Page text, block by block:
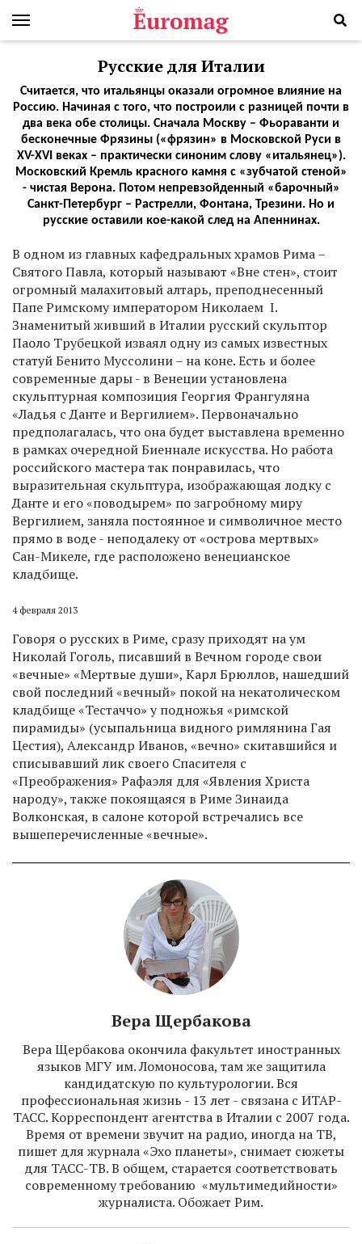
Русские для Италии
Считается, что итальянцы оказали огромное влияние на
Россию. Начиная с того, что построили с разницей почти в
два века обе столицы. Сначала Москву – Фьораванти и
бесконечные Фрязины («фрязин» в Московской Руси в
XV-XVI веках – практически синоним слову «итальянец»).
Московский Кремль красного камня с «зубчатой стеной»
- чистая Верона. Потом непревзойденный «барочный»
Санкт-Петербург – Растрелли, Фонтана, Трезини. Но и
русские оставили кое-какой след на Апеннинах.
В одном из главных кафедральных храмов Рима –
Святого Павла, который называют «Вне стен», стоит
огромный малахитовый алтарь, преподнесенный
Папе Римскому императором Николаем I.
Знаменитый живший в Италии русский скульптор
Паоло Трубецкой изваял одну из самых известных
статуй Бенито Муссолини – на коне. Есть и более
современные дары - в Венеции установлена
скульптурная композиция Георгия Франгуляна
«Ладья с Данте и Вергилием». Первоначально
предполагалась, что она будет выставлена временно
в рамках очередной Биеннале искусства. Но работа
российского мастера так понравилась, что
выразительная скульптура, изображающая лодку с
Данте и его «поводырем» по загробному миру
Вергилием, заняла постоянное и символичное место
прямо в воде - неподалеку от «острова мертвых»
Сан-Микеле, где расположено венецианское
кладбище.
4 февраля 2013
Говоря о русских в Риме, сразу приходят на ум
Николай Гоголь, писавший в Вечном городе свои
«вечные» «Мертвые души», Карл Брюллов, нашедший
свой последний «вечный» покой на некатолическом
кладбище «Тестаччо» у подножья «римской
пирамиды» (усыпальница видного римлянина Гая
Цестия), Александр Иванов, «вечно» скитавшийся и
списывавший лик своего Спасителя с
«Преображения» Рафаэля для «Явления Христа
народу», также покоящаяся в Риме Зинаида
Волконская, в салоне которой встречались все
вышеперечисленные «вечные».
Вера Щербакова
Вера Щербакова окончила факультет иностранных
языков МГУ им. Ломоносова, там же защитила
кандидатскую по культурологии. Вся
профессиональная жизнь - 13 лет - связана с ИТАР-
ТАСС. Корреспондент агентства в Италии с 2007 года.
Время от времени звучит на радио, иногда на ТВ,
пишет для журнала «Эхо планеты», снимает сюжеты
для ТАСС-ТВ. В общем, старается соответствовать
современному требованию «мультимедийности»
журналиста. Обожает Рим.